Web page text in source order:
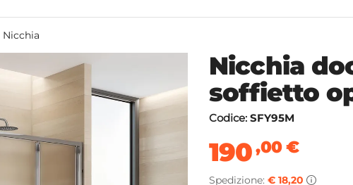
Nicchia
Nicchia
soffietto
Codice: SFY95M
190,00€
Spedizione: € 18,20